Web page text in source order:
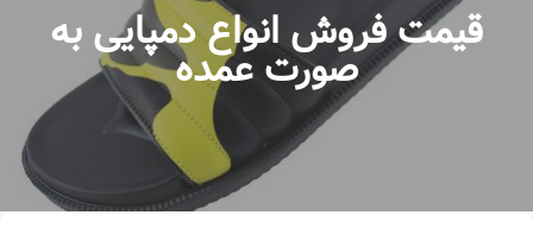
قیمت فروش انواع دمپایی به
صورت عمده